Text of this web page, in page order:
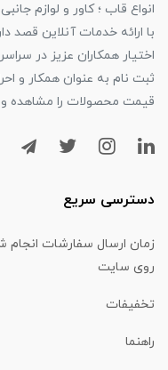
انواع قاب ؛ کاور و لوازم
با ارائه خدمات آنلاین قصد
اختیار همکاران عزیز در
قیمت محصولات را مشاهده
دسترسی سریع
زمان ارسال سفارشات انجام
روی سایت
تخفیفات
راهنما